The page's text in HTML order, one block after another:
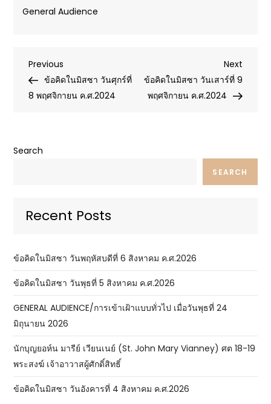
General Audience
Post
navigation
Previous
Post
Previous
ข้อคิดในมิสซา วันศุกร์ที่
8 พฤศจิกายน ค.ศ.2024
Next
Post
Next
ข้อคิดในมิสซา วันเสาร์ที่ 9
พฤศจิกายน ค.ศ.2024
Search
SEARCH
Recent Posts
ข้อคิดในมิสซา วันพฤหัสบดีที่ 6 สิงหาคม ค.ศ.2026
ข้อคิดในมิสซา วันพุธที่ 5 สิงหาคม ค.ศ.2026
GENERAL AUDIENCE/การเข้าเฝ้าแบบทั่วไป เมื่อวันพุธที่ 24
มิถุนายน 2026
นักบุญยอห์น มารีย์ เวียนเนย์ (St. John Mary Vianney) ศต 18-19
พระสงฆ์ เจ้าอาวาสผู้ศักดิ์สิทธิ์
ข้อคิดในมิสซา วันอังคารที่ 4 สิงหาคม ค.ศ.2026